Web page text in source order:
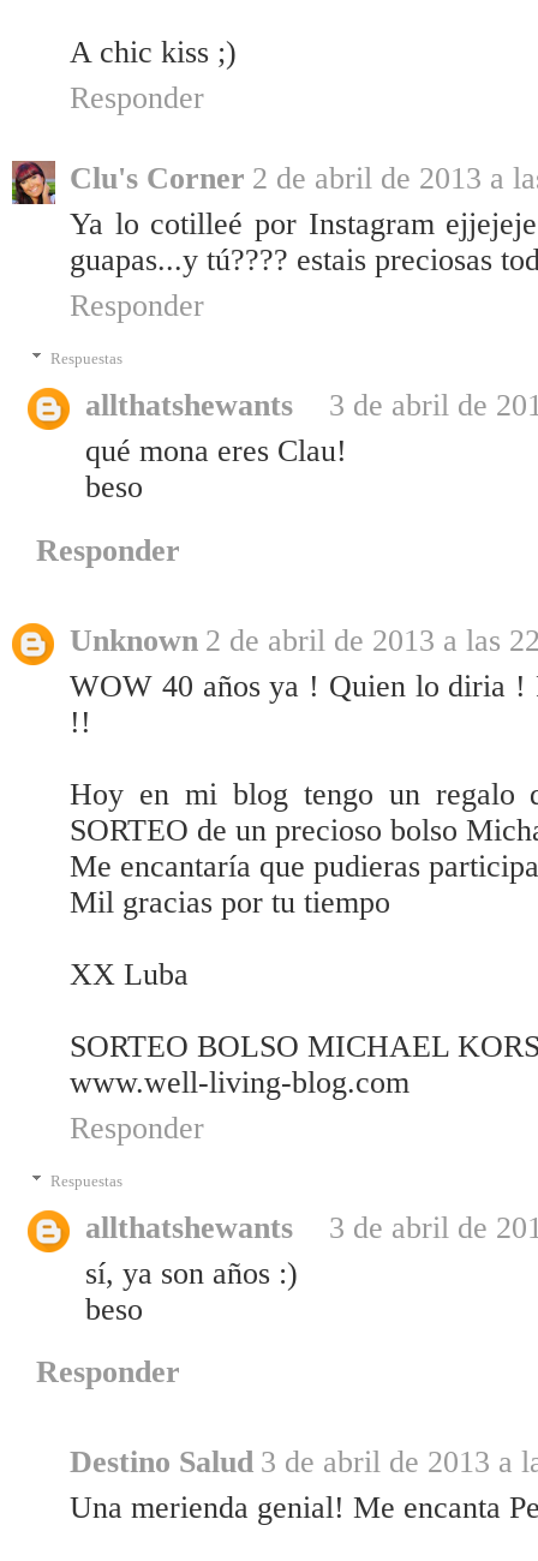
A chic kiss ;)
Responder
Clu's Corner 2 de abril de 2013 a
Ya lo cotilleé por Instagram
guapas...y tú???? estais preciosas
Responder
Respuestas
allthatshewants
3 de abril de
qué mona eres Clau!
beso
Responder
Unknown 2 de abril de 2013 a las
WOW 40 años ya ! Quien lo diria !
!!
Hoy en mi blog tengo un regalo
SORTEO de un precioso bolso
Me encantaría que pudieras
Mil gracias por tu tiempo
XX Luba
SORTEO BOLSO MICHAEL
www.well-living-blog.com
Responder
Respuestas
allthatshewants
3 de abril de
sí, ya son años :)
beso
Responder
Destino Salud 3 de abril de 2013 a
Una merienda genial! Me encanta